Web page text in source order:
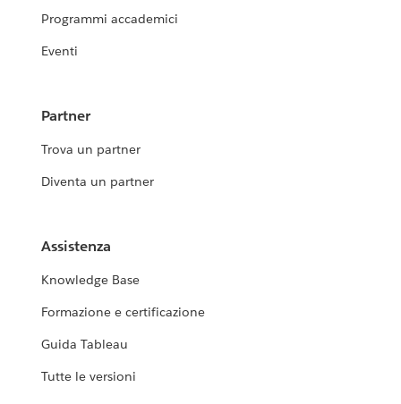
Programmi accademici
Eventi
Partner
Trova un partner
Diventa un partner
Assistenza
Knowledge Base
Formazione e certificazione
Guida Tableau
Tutte le versioni